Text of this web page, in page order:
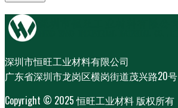
深圳市恒旺工业材料有限公司
广东省深圳市龙岗区横岗街道茂兴路20号
Copyright © 2025 恒旺工业材料 版权所有